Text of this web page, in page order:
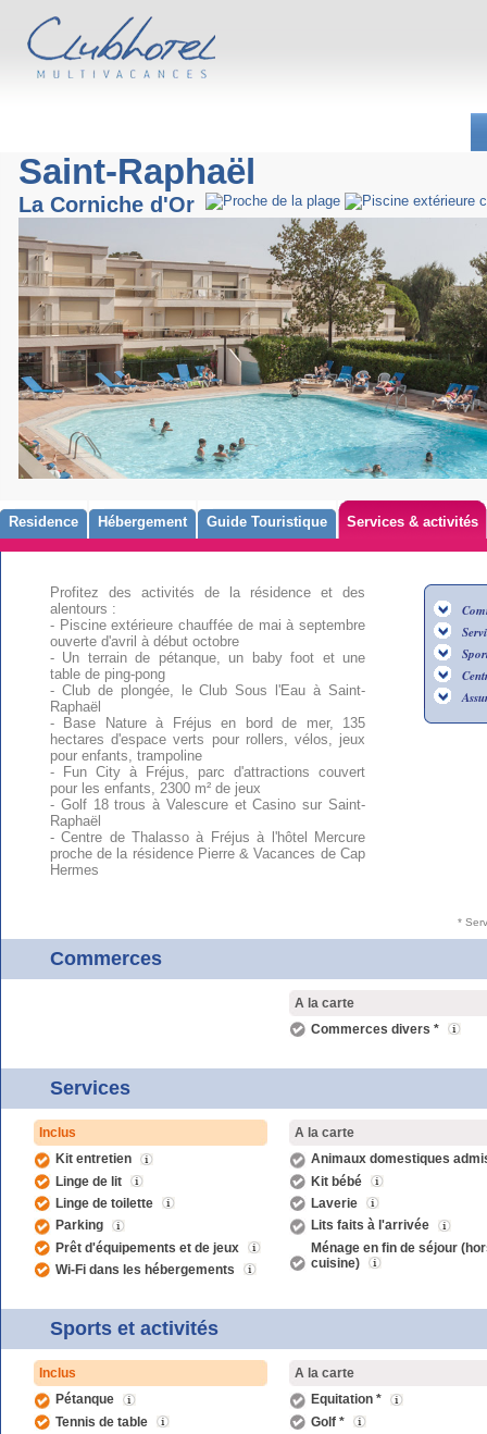
Saint-Raphaël
La Corniche d'Or
Residence Hébergement Guide Touristique Services & activités
Profitez des activités de la résidence et des
alentours :
- Piscine extérieure chauffée de mai à septembre
ouverte d'avril à début octobre
- Un terrain de pétanque, un baby foot et une
table de ping-pong
- Club de plongée, le Club Sous l'Eau à Saint-
Raphaël
- Base Nature à Fréjus en bord de mer, 135
hectares d'espace verts pour rollers, vélos, jeux
pour enfants, trampoline
- Fun City à Fréjus, parc d'attractions couvert
pour les enfants, 2300 m² de jeux
- Golf 18 trous à Valescure et Casino sur Saint-
Raphaël
- Centre de Thalasso à Fréjus à l'hôtel Mercure
proche de la résidence Pierre & Vacances de Cap
Hermes
*
Commerces
A la carte
Commerces divers *
Services
Inclus
Kit entretien
Linge de lit
Linge de toilette
Parking
Prêt d'équipements et de jeux
Wi-Fi dans les hébergements
A la carte
Animaux domestiques
Kit bébé
Laverie
Lits faits à l'arrivée
Ménage en fin de séjour
cuisine)
Sports et activités
Inclus
Pétanque
Tennis de table
A la carte
Equitation *
Golf *